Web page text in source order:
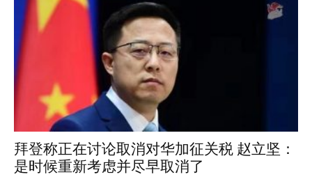
拜登称正在讨论取消对华加征关税 赵立坚：
是时候重新考虑并尽早取消了